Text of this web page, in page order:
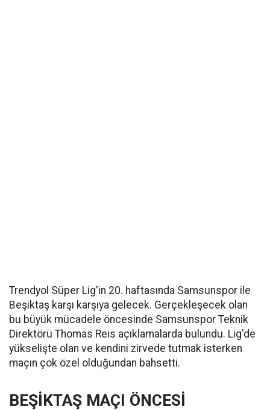
Trendyol Süper Lig'in 20. haftasında Samsunspor ile
Beşiktaş karşı karşıya gelecek. Gerçekleşecek olan
bu büyük mücadele öncesinde Samsunspor Teknik
Direktörü Thomas Reis açıklamalarda bulundu. Lig'de
yükselişte olan ve kendini zirvede tutmak isterken
maçın çok özel olduğundan bahsetti.
BEŞİKTAŞ MAÇI ÖNCESİ